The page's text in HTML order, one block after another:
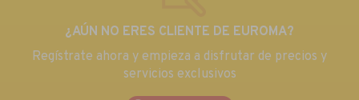
¿AÚN NO ERES CLIENTE DE EUROMA?
Regístrate ahora y empieza a disfrutar de precios y
servicios exclusivos